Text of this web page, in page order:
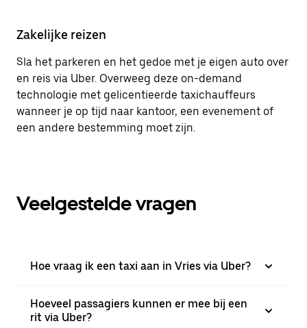
Zakelijke reizen
Sla het parkeren en het gedoe met je eigen auto over
en reis via Uber. Overweeg deze on-demand
technologie met gelicentieerde taxichauffeurs
wanneer je op tijd naar kantoor, een evenement of
een andere bestemming moet zijn.
Veelgestelde vragen
Hoe vraag ik een taxi aan in Vries via Uber?
Hoeveel passagiers kunnen er mee bij een
rit via Uber?